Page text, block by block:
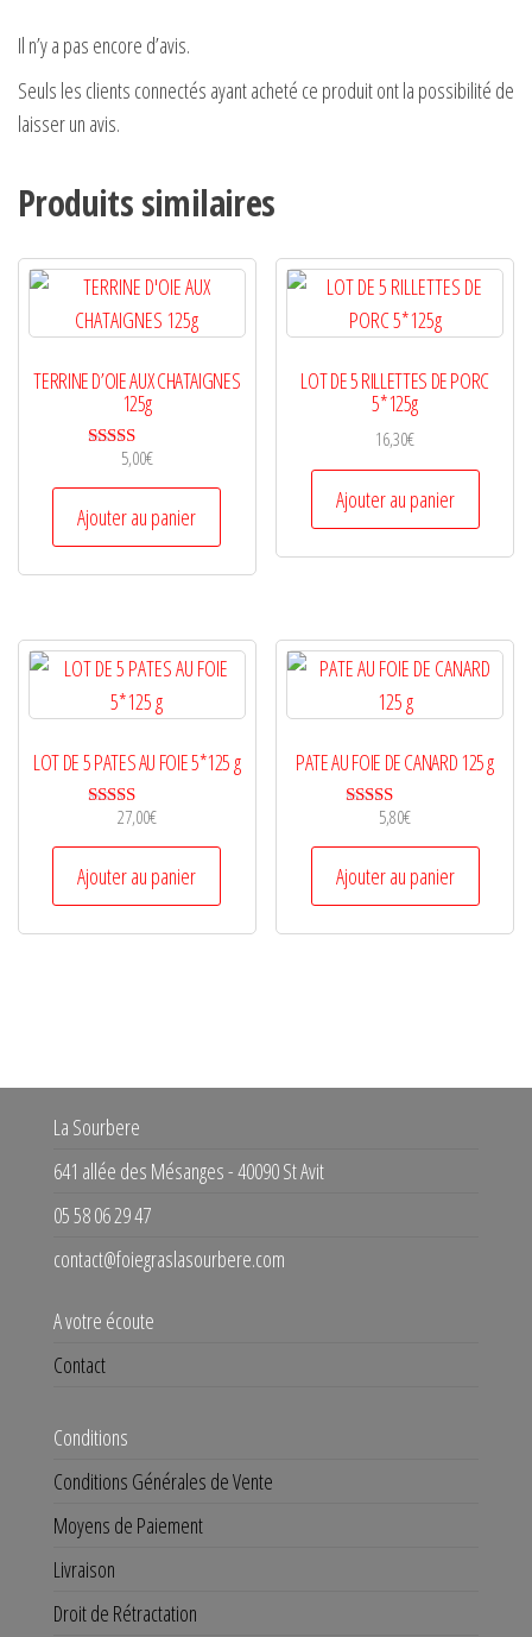
Il n’y a pas encore d’avis.
Seuls les clients connectés ayant acheté ce produit ont la possibilité de
laisser un avis.
Produits similaires
TERRINE D’OIE AUX CHATAIGNES
125g
Note
5,00€
Ajouter au panier
LOT DE 5 RILLETTES DE PORC
5*125g
16,30€
Ajouter au panier
LOT DE 5 PATES AU FOIE 5*125 g
Note
27,00€
Ajouter au panier
PATE AU FOIE DE CANARD 125 g
Note
5,80€
Ajouter au panier
La Sourbere
641 allée des Mésanges - 40090 St Avit
05 58 06 29 47
contact@foiegraslasourbere.com
A votre écoute
Contact
Conditions
Conditions Générales de Vente
Moyens de Paiement
Livraison
Droit de Rétractation